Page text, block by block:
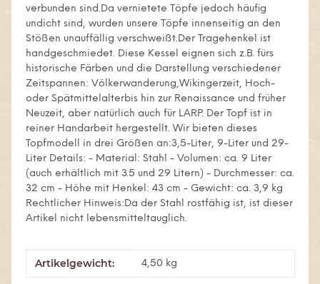
verbunden sind.Da vernietete Töpfe jedoch häufig
undicht sind, wurden unsere Töpfe innenseitig an den
Stößen unauffällig verschweißt.Der Tragehenkel ist
handgeschmiedet. Diese Kessel eignen sich z.B. fürs
historische Färben und die Darstellung verschiedener
Zeitspannen: Völkerwanderung,Wikingerzeit, Hoch-
oder Spätmittelalterbis hin zur Renaissance und früher
Neuzeit, aber natürlich auch für LARP. Der Topf ist in
reiner Handarbeit hergestellt. Wir bieten dieses
Topfmodell in drei Größen an:3,5-Liter, 9-Liter und 29-
Liter Details: - Material: Stahl - Volumen: ca. 9 Liter
(auch erhältlich mit 3.5 und 29 Litern) - Durchmesser: ca.
32 cm - Höhe mit Henkel: 43 cm - Gewicht: ca. 3,9 kg
Rechtlicher Hinweis:Da der Stahl rostfähig ist, ist dieser
Artikel nicht lebensmitteltauglich.
Produkteigenschaft
Wert
Artikelgewicht: 4,50 kg